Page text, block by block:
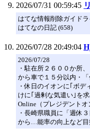
2026/07/31 00:59:45
はてな情報削除ガイド
はてなの日記 (658)
2026/07/28 20:49:04
2026/07/28
・駐在所２６００か所
から車で１５分以内・
・休日のイオンに｢ボ
けに｢過剰な気遣い｣を
Online（プレジデントオ
・長崎県職員に「週休
から…能率の向上など目